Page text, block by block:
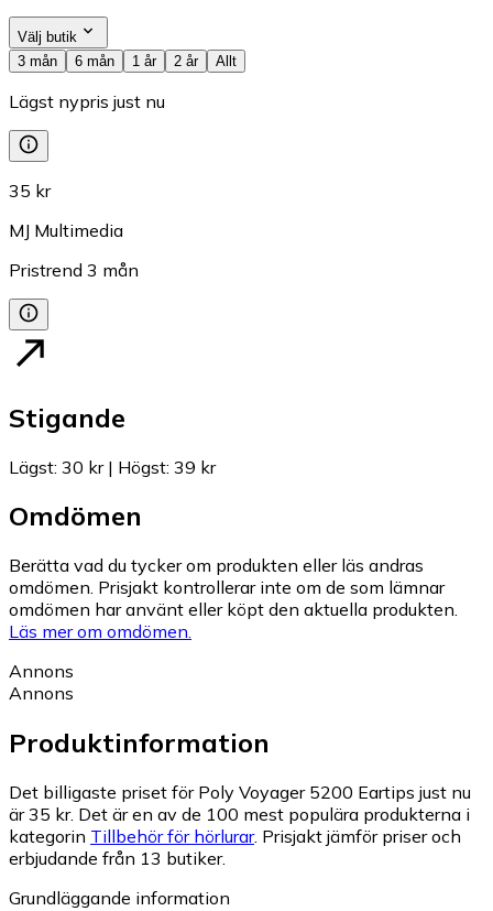
Välj butik
3 mån
6 mån 1 år 2 år Allt
Lägst nypris just nu
35 kr
MJ Multimedia
Pristrend 3 mån
Stigande
Lägst: 30 kr| Högst: 39 kr
Omdömen
Berätta vad du tycker om produkten eller läs andras
omdömen. Prisjakt kontrollerar inte om de som lämnar
omdömen har använt eller köpt den aktuella produkten.
Läs mer om omdömen.
Annons
Annons
Produktinformation
Det billigaste priset för Poly Voyager 5200 Eartips just nu
är 35 kr. Det är en av de 100 mest populära produkterna i
kategorin Tillbehör för hörlurar. Prisjakt jämför priser och
erbjudande från 13 butiker.
Grundläggande information